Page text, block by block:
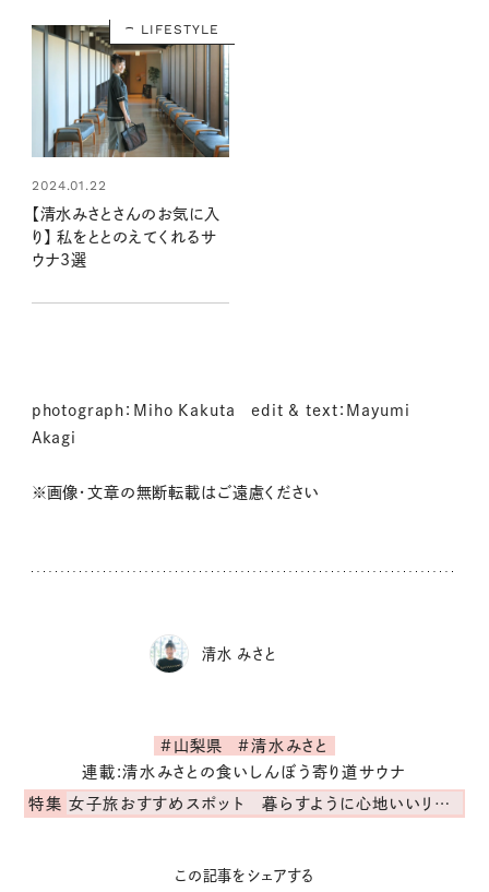
LIFESTYLE
2024.01.22
【清水みさとさんのお気に入
り】 私をととのえてくれるサ
ウナ3選
photograph：Miho Kakuta edit & text：Mayumi
Akagi
※画像・文章の無断転載はご遠慮ください
清水 みさと
#山梨県
#清水みさと
連載:清水みさとの食いしんぼう寄り道サウナ
特集 女子旅おすすめスポット 暮らすように心地いいリンネル旅ガイド
この記事をシェアする